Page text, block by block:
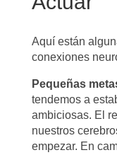
Aquí están
conexiones
Pequeñas
tendemos a
ambiciosas. El
nuestros
empezar. En